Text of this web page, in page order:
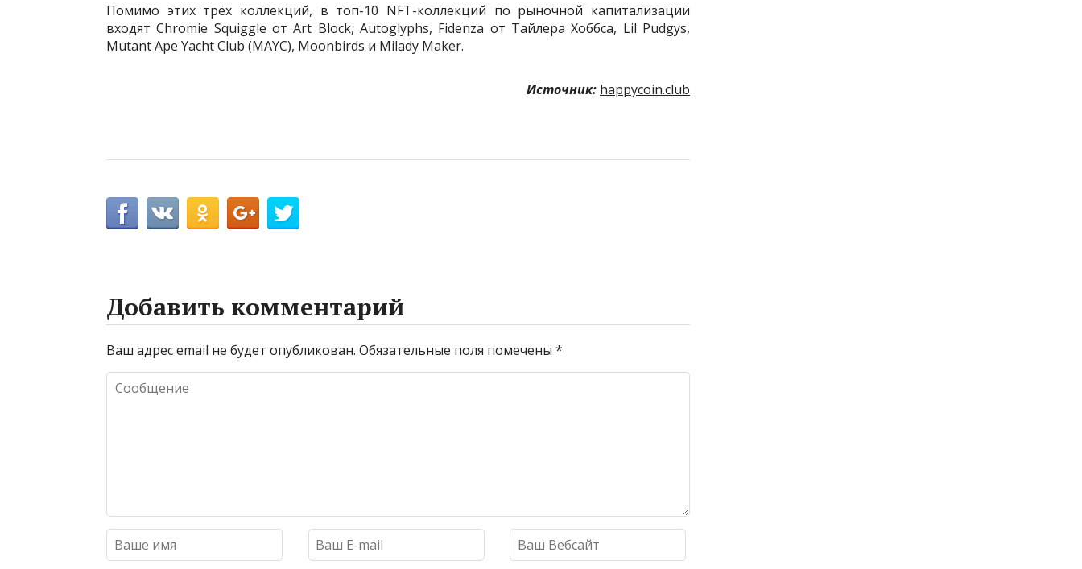
Помимо этих трёх коллекций, в топ-10 NFT-коллекций по рыночной капитализации
входят Chromie Squiggle от Art Block, Autoglyphs, Fidenza от Тайлера Хоббса, Lil Pudgys,
Mutant Ape Yacht Club (MAYC), Moonbirds и Milady Maker.
Источник: happycoin.club
Добавить комментарий
Ваш адрес email не будет опубликован. Обязательные поля помечены *